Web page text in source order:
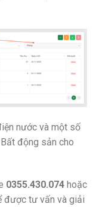
nước và một số
động sản cho
0355.430.074 hoặc
được tư vấn và giải